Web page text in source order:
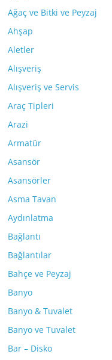
Ağaç ve Bitki ve Peyzaj
Ahşap
Aletler
Alışveriş
Alışveriş ve Servis
Araç Tipleri
Arazi
Armatür
Asansör
Asansörler
Asma Tavan
Aydınlatma
Bağlantı
Bağlantılar
Bahçe ve Peyzaj
Banyo
Banyo & Tuvalet
Banyo ve Tuvalet
Bar – Disko